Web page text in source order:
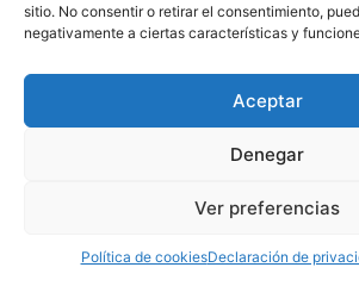
sitio. No consentir o retirar el consentimiento,
negativamente a ciertas características y
Aceptar
Denegar
Ver preferencias
Política de cookiesDeclaración de
910 607 564
derechos reservados